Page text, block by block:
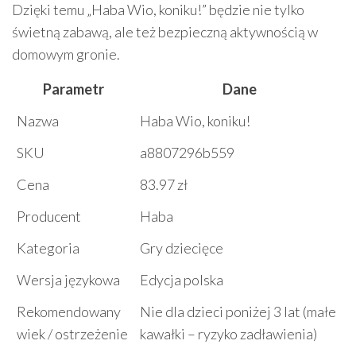
Dzięki temu „Haba Wio, koniku!” będzie nie tylko
świetną zabawą, ale też bezpieczną aktywnością w
domowym gronie.
Parametr
Dane
Nazwa
Haba Wio, koniku!
SKU
a8807296b559
Cena
83.97 zł
Producent
Haba
Kategoria
Gry dziecięce
Wersja językowa
Edycja polska
Rekomendowany
wiek / ostrzeżenie
Nie dla dzieci poniżej 3 lat (małe
kawałki – ryzyko zadławienia)